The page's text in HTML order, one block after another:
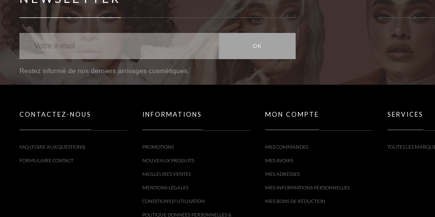
OK
Restez informé de nos derniers arrivages cosmétiques.
CONTACTEZ-NOUS
FAQ (FOIRE AUX QUESTIONS)
FORMULAIRE CONTACT
INFORMATIONS
PROMOTIONS
NOUVEAUX PRODUITS
MEILLEURES VENTES
MENTIONS LÉGALES
CONDITIONS D'UTILISATION
POLITIQUE DONNÉES PERSONNELLES &
MON COMPTE
MES COMMANDES
MES AVOIRS
MES ADRESSES
MES INFORMATIONS PERSONNELLES
MES BONS DE RÉDUCTION
SERVICES
TOUTES LES